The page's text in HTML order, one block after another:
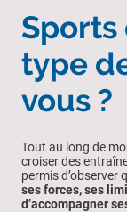
type
vous ?
Tout au long de
croiser des
permis d’observer
ses forces, ses
d’accompagner